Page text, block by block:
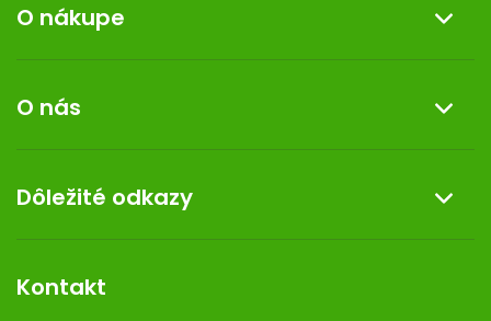
O nákupe
Reklamácia a vrátenie tovaru
Doprava a platba
Darček k nákupu
O nás
Kontakt
Dermocentrum
Dôležité odkazy
Rozhodnutie na prevádzku
Kontakt